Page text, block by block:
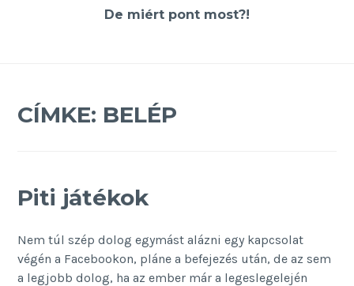
De miért pont most?!
CÍMKE: BELÉP
Piti játékok
Nem túl szép dolog egymást alázni egy kapcsolat
végén a Facebookon, pláne a befejezés után, de az sem
a legjobb dolog, ha az ember már a legeslegelején